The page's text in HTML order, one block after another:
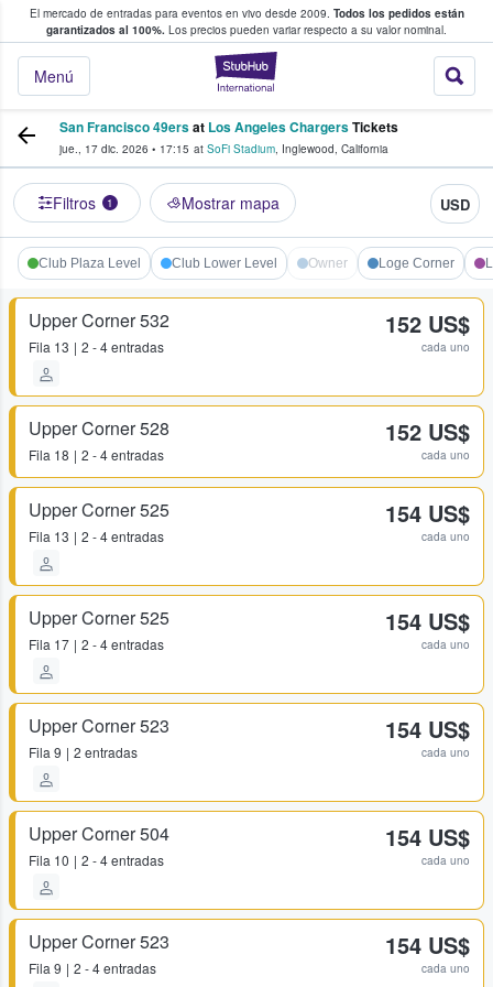
El mercado de entradas para eventos en vivo desde 2009. Todos los pedidos están
garantizados al 100%. Los precios pueden variar respecto a su valor nominal.
StubHub:
Menú
y venta de entradas entre fans
San Francisco 49ersat Los Angeles ChargersTickets
jue., 17 dic. 2026 • 17:15 at SoFi Stadium, Inglewood, California
Filtros 1 Mostrar mapa USD
Club Plaza Level Club Lower Level Owner Loge Corner
Upper Corner 532
Fila 13 2 - 4 entradas
152 US$
cada uno
Upper Corner 528
Fila 18 2 - 4 entradas
152 US$
cada uno
Upper Corner 525
Fila 13 2 - 4 entradas
154 US$
cada uno
Upper Corner 525
Fila 17 2 - 4 entradas
154 US$
cada uno
Upper Corner 523
Fila 9 2 entradas
154 US$
cada uno
Upper Corner 504
Fila 10 2 - 4 entradas
154 US$
cada uno
Upper Corner 523
Fila 9 2 - 4 entradas
154 US$
cada uno